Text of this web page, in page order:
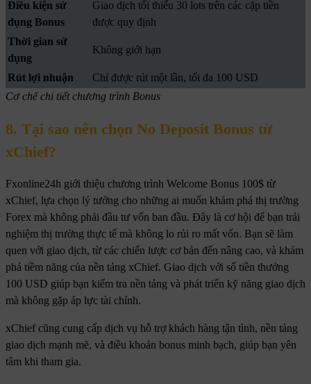
Điều kiện sử
dụng Bonus
Giao dịch tối thiểu 30 lots trên các cặp tiền
được quy định
Thời gian sử
dụng
Không giới hạn
Rút lợi nhuận
Chỉ được rút một lần, tối đa 100 USD
Cơ chế chi tiết chương trình Bonus
8. Tại sao nên chọn No Deposit Bonus từ
xChief?
Fxonline24h giới thiệu chương trình Welcome Bonus 100$ từ
xChief, lựa chọn lý tưởng cho những ai muốn khám phá thị trường
Forex mà không phải đầu tư vốn ban đầu. Đây là cơ hội để bạn trải
nghiệm thị trường thực tế mà không lo rủi ro mất vốn. Bạn sẽ làm
quen với giao dịch, từ các chiến lược cơ bản đến nâng cao, và khám
phá tiềm năng của nền tảng xChief. Giao dịch với số tiền thưởng
100 USD giúp bạn kiểm tra nền tảng và phát triển kỹ năng giao dịch
mà không gặp áp lực tài chính.
xChief cũng cung cấp dịch vụ hỗ trợ khách hàng tận tình, nền tảng
giao dịch mạnh mẽ, và điều khoản bonus minh bạch, giúp bạn yên
tâm khi tham gia.